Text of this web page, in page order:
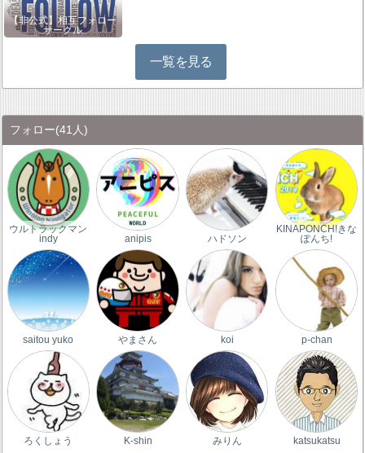
【非公式】相互フォロー
サークル
一覧を見る
フォロー(41人)
ウルトラックマン
indy
anipis ハドソン
KINAPONCH!きな
ぽんち!
saitou yuko やまさん koi p-chan
ろくしょう K-shin みりん katsukatsu